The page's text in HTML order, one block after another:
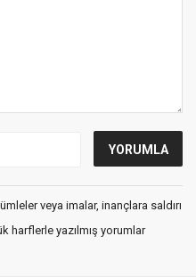
veya imalar, inançlara saldırı
harflerle yazılmış yorumlar